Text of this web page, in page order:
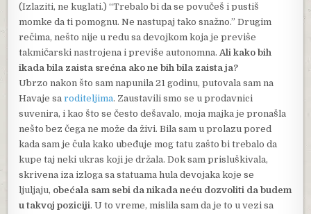
(Izlaziti, ne kuglati.) “Trebalo bi da se povučeš i pustiš
momke da ti pomognu. Ne nastupaj tako snažno.” Drugim
rečima, nešto nije u redu sa devojkom koja je previše
takmičarski nastrojena i previše autonomna. Ali kako bih
ikada bila zaista srećna ako ne bih bila zaista ja?
Ubrzo nakon što sam napunila 21 godinu, putovala sam na
Havaje saroditeljima. Zaustavili smo se u prodavnici
suvenira, i kao što se često dešavalo, moja majka je pronašla
nešto bez čega ne može da živi. Bila sam u prolazu pored
kada sam je čula kako ubeđuje mog tatu zašto bi trebalo da
kupe taj neki ukras koji je držala. Dok sam prisluškivala,
skrivena iza izloga sa statuama hula devojaka koje se
ljuljaju, obećala sam sebi da nikada neću dozvoliti da budem
u takvoj poziciji. U to vreme, mislila sam da je to u vezi sa